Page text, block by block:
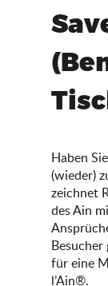
Haben
(wieder)
zeichnet
des Ain
für eine
l’Ain®.